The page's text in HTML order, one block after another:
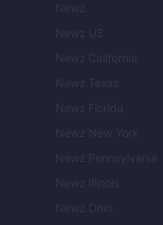
Newz
Newz US
Newz California
Newz Texas
Newz Florida
Newz New York
Newz Pennsylvania
Newz Illinois
Newz Ohio